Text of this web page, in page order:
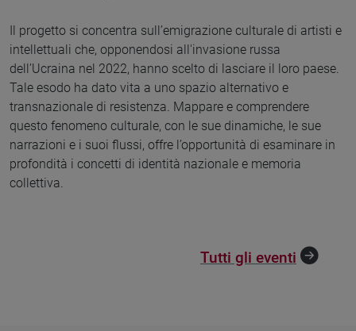
Il progetto si concentra sull’emigrazione culturale di artisti e
intellettuali che, opponendosi all'invasione russa
dell’Ucraina nel 2022, hanno scelto di lasciare il loro paese.
Tale esodo ha dato vita a uno spazio alternativo e
transnazionale di resistenza. Mappare e comprendere
questo fenomeno culturale, con le sue dinamiche, le sue
narrazioni e i suoi flussi, offre l’opportunità di esaminare in
profondità i concetti di identità nazionale e memoria
collettiva.
Tutti gli eventi